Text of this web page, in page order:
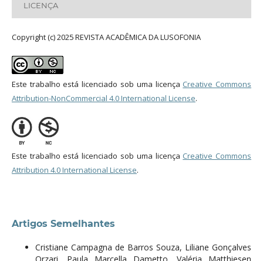
LICENÇA
Copyright (c) 2025 REVISTA ACADÊMICA DA LUSOFONIA
Este trabalho está licenciado sob uma licença Creative Commons
Attribution-NonCommercial 4.0 International License.
Este trabalho está licenciado sob uma licença Creative Commons
Attribution 4.0 International License.
Artigos Semelhantes
Cristiane Campagna de Barros Souza, Liliane Gonçalves
Orzari, Paula Marcella Dametto, Valéria Matthiesen